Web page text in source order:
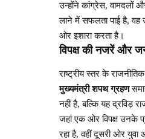
उन्होंने कांग्रेस, वामदलों
लाने में सफलता पाई है, वह
ओर इशारा करता है।
विपक्ष की नजरें और
राष्ट्रीय स्तर के
मुख्यमंत्री शपथ ग्रहण
नहीं है, बल्कि यह द्रविड़
जहां एक ओर विपक्ष उनके
रहा है, वहीं दूसरी ओर